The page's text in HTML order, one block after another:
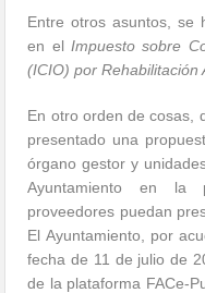
Entre otros asuntos, se
en el Impuesto sobre
(ICIO) por Rehabilitación
En otro orden de cosas,
presentado una
órgano gestor y
Ayuntamiento en la
proveedores puedan
El Ayuntamiento, por
fecha de 11 de julio de
de la plataforma FACe-